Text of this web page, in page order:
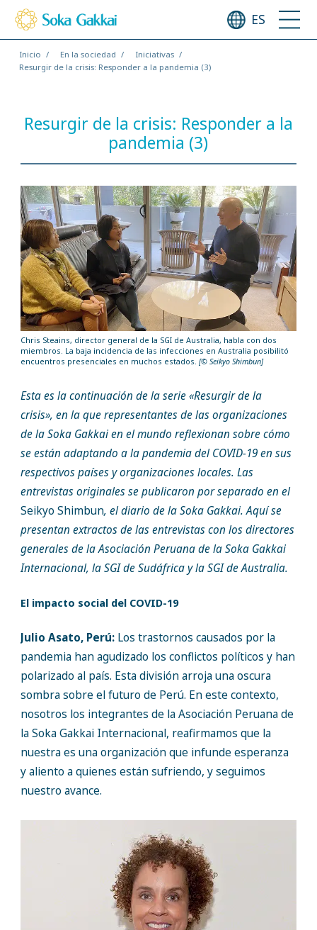
ES
Inicio En la sociedad
Iniciativas
Resurgir de la crisis: Responder a la pandemia (3)
Resurgir de la crisis: Responder a la
pandemia (3)
Chris Steains, director general de la SGI de Australia, habla con dos
miembros. La baja incidencia de las infecciones en Australia posibilitó
encuentros presenciales en muchos estados. [© Seikyo Shimbun]
Esta es la continuación de la serie «Resurgir de la
crisis», en la que representantes de las organizaciones
de la Soka Gakkai en el mundo reflexionan sobre cómo
se están adaptando a la pandemia del COVID-19 en sus
respectivos países y organizaciones locales. Las
entrevistas originales se publicaron por separado en el
Seikyo Shimbun, el diario de la Soka Gakkai. Aquí se
presentan extractos de las entrevistas con los directores
generales de la Asociación Peruana de la Soka Gakkai
Internacional, la SGI de Sudáfrica y la SGI de Australia.
El impacto social del COVID-19
Julio Asato, Perú: Los trastornos causados por la
pandemia han agudizado los conflictos políticos y han
polarizado al país. Esta división arroja una oscura
sombra sobre el futuro de Perú. En este contexto,
nosotros los integrantes de la Asociación Peruana de
la Soka Gakkai Internacional, reafirmamos que la
nuestra es una organización que infunde esperanza
y aliento a quienes están sufriendo, y seguimos
nuestro avance.